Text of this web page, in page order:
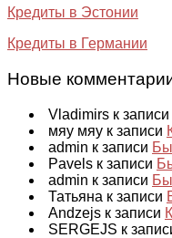
Кредиты в Эстонии
Кредиты в Германии
Новые
Vladimirs к записи
мяу мяу к записи
admin к записи
Pavels к записи
admin к записи
Татьяна к записи
Andzejs к записи
SERGEJS к